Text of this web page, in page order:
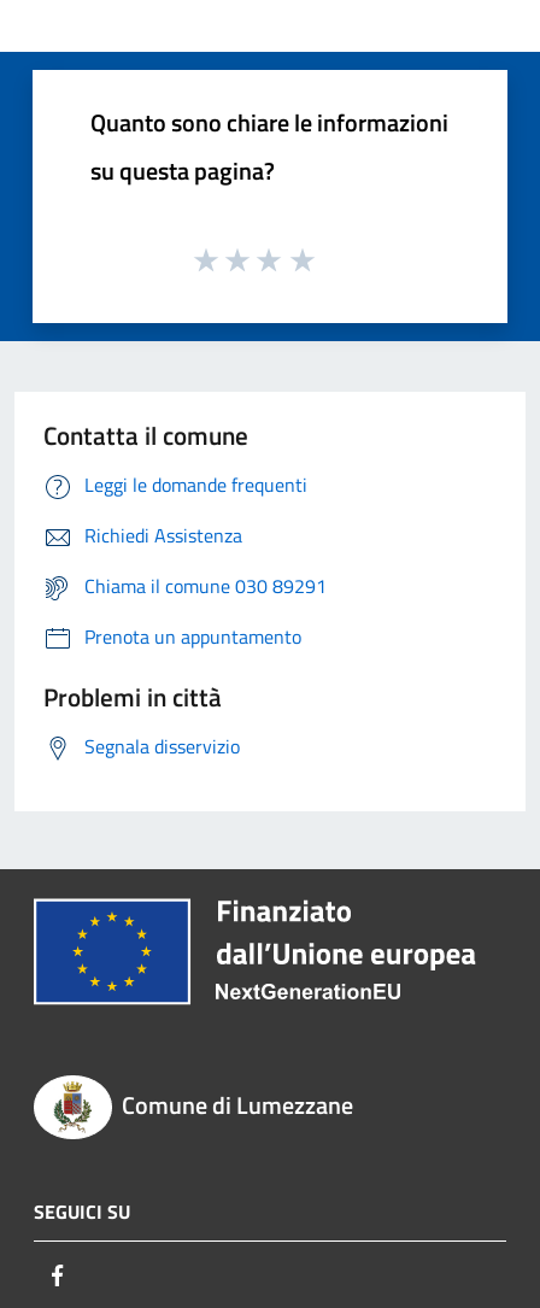
Quanto sono chiare le informazioni
su questa pagina?
Contatta il comune
Leggi le domande frequenti
Richiedi Assistenza
Chiama il comune 030 89291
Prenota un appuntamento
Problemi in città
Segnala disservizio
Comune di Lumezzane
SEGUICI SU